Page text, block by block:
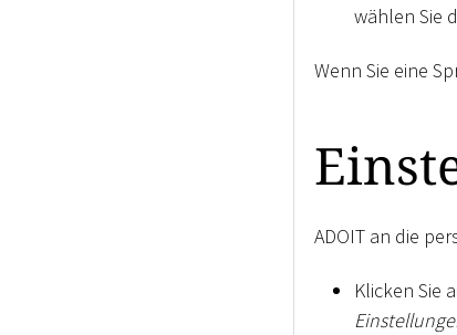
wählen Sie
Wenn Sie eine
ADOIT an die
Klicken Sie